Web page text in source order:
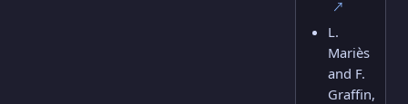
↗
L.
Mariès
and F.
Graffin,